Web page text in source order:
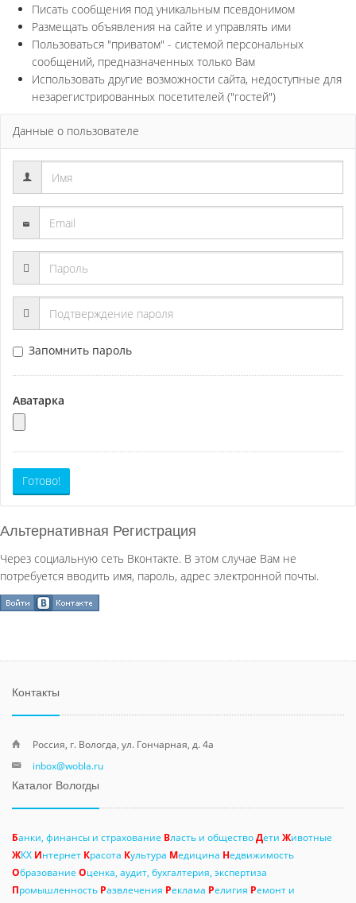
Писать сообщения под уникальным псевдонимом
Размещать объявления на сайте и управлять ими
Пользоваться "приватом" - системой персональных
сообщений, предназначенных только Вам
Использовать другие возможности сайта, недоступные для
незарегистрированных посетителей ("гостей")
Данные о пользователе
Запомнить пароль
Аватарка
Готово!
Альтернативная Регистрация
Через социальную сеть Вконтакте. В этом случае Вам не
потребуется вводить имя, пароль, адрес электронной почты.
Контакты
Россия, г. Вологда, ул. Гончарная, д. 4а
inbox@wobla.ru
Каталог Вологды
Банки, финансы и страхование Власть и обществоДети Животные
ЖКХ Интернет Красота Культура Медицина Недвижимость
Образование Оценка, аудит, бухгалтерия, экспертиза
Промышленность Развлечения Реклама Религия Ремонт и